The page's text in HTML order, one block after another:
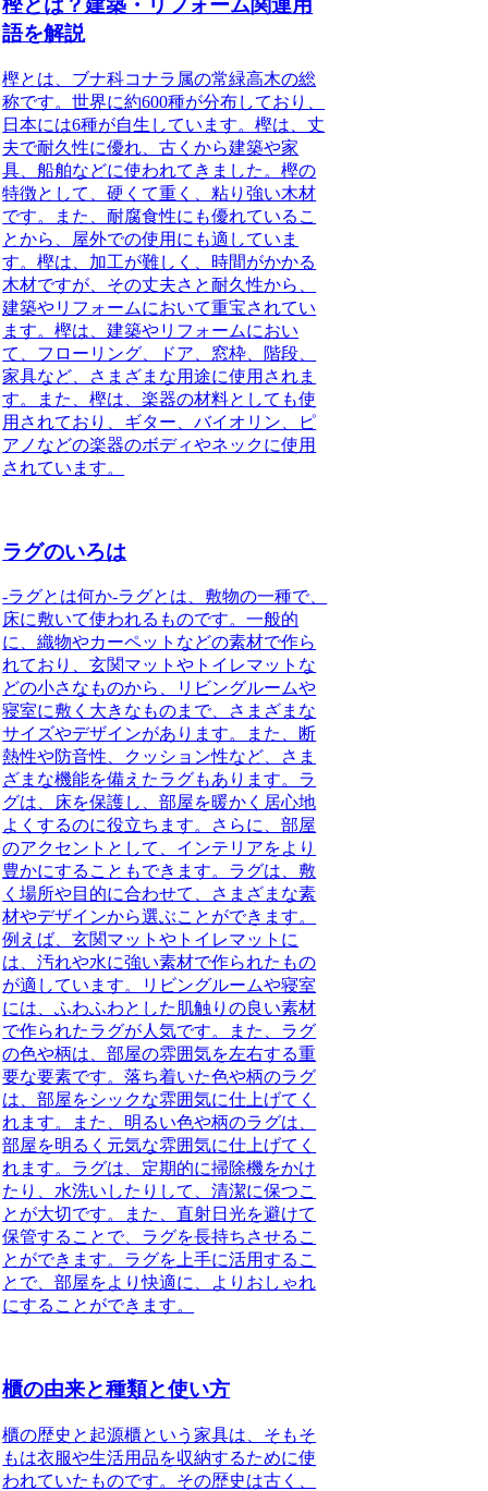
樫とは？建築・リフォーム関連用
語を解説
樫とは、ブナ科コナラ属の常緑高木の総
称です。世界に約600種が分布しており、
日本には6種が自生しています。樫は、丈
夫で耐久性に優れ、古くから建築や家
具、船舶などに使われてきました。樫の
特徴として、硬くて重く、粘り強い木材
です。また、耐腐食性にも優れているこ
とから、屋外での使用にも適していま
す。樫は、加工が難しく、時間がかかる
木材ですが、その丈夫さと耐久性から、
建築やリフォームにおいて重宝されてい
ます。樫は、建築やリフォームにおい
て、フローリング、ドア、窓枠、階段、
家具など、さまざまな用途に使用されま
す。また、樫は、楽器の材料としても使
用されており、ギター、バイオリン、ピ
アノなどの楽器のボディやネックに使用
されています。
ラグのいろは
-ラグとは何か-ラグとは、敷物の一種で、
床に敷いて使われるものです。一般的
に、織物やカーペットなどの素材で作ら
れており、玄関マットやトイレマットな
どの小さなものから、リビングルームや
寝室に敷く大きなものまで、さまざまな
サイズやデザインがあります。また、断
熱性や防音性、クッション性など、さま
ざまな機能を備えたラグもあります。ラ
グは、床を保護し、部屋を暖かく居心地
よくするのに役立ちます。さらに、部屋
のアクセントとして、インテリアをより
豊かにすることもできます。ラグは、敷
く場所や目的に合わせて、さまざまな素
材やデザインから選ぶことができます。
例えば、玄関マットやトイレマットに
は、汚れや水に強い素材で作られたもの
が適しています。リビングルームや寝室
には、ふわふわとした肌触りの良い素材
で作られたラグが人気です。また、ラグ
の色や柄は、部屋の雰囲気を左右する重
要な要素です。落ち着いた色や柄のラグ
は、部屋をシックな雰囲気に仕上げてく
れます。また、明るい色や柄のラグは、
部屋を明るく元気な雰囲気に仕上げてく
れます。ラグは、定期的に掃除機をかけ
たり、水洗いしたりして、清潔に保つこ
とが大切です。また、直射日光を避けて
保管することで、ラグを長持ちさせるこ
とができます。ラグを上手に活用するこ
とで、部屋をより快適に、よりおしゃれ
にすることができます。
櫃の由来と種類と使い方
櫃の歴史と起源櫃という家具は、そもそ
もは衣服や生活用品を収納するために使
われていたものです。その歴史は古く、